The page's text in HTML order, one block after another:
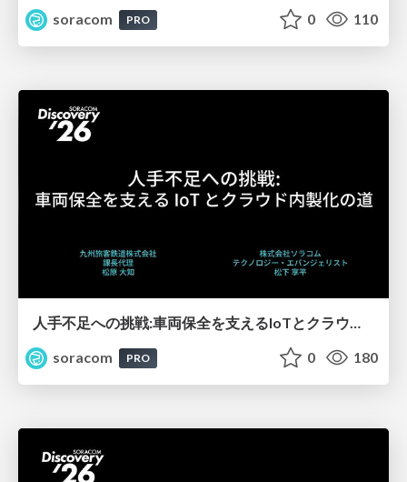
soracom PRO 0 110
人手不足への挑戦:車両保全を支えるIoTとクラウド内製化の道【SORACOM Discovery 2026】
soracom
PRO 0 180